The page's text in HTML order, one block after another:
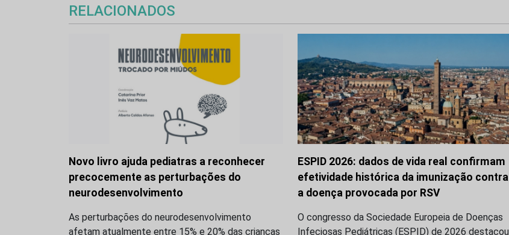
RELACIONADOS
Novo livro ajuda pediatras a reconhecer
precocemente as perturbações do
neurodesenvolvimento
As perturbações do neurodesenvolvimento
afetam atualmente entre 15% e 20% das crianças
ESPID 2026: dados de vida real confirmam
efetividade histórica da imunização contra
a doença provocada por RSV
O congresso da Sociedade Europeia de Doenças
Infeciosas Pediátricas (ESPID) de 2026 destacou